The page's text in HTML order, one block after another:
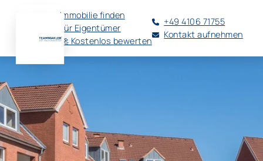
Immobilie finden
Für Eigentümer
🚀 Kostenlos bewerten
+49 4106 71755
Kontakt aufnehmen